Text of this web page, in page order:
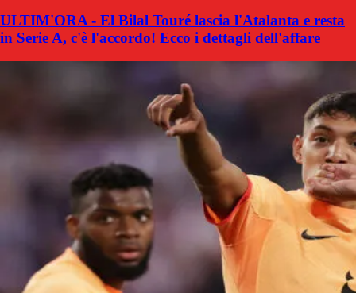
ULTIM'ORA - El Bilal Touré lascia l'Atalanta e resta
in Serie A, c'è l'accordo! Ecco i dettagli dell'affare